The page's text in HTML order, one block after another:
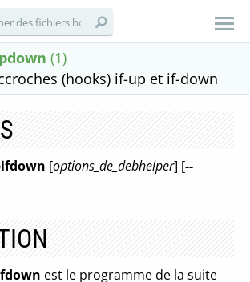
(1)
(hooks) if-up et if-down
[options_de_debhelper] [--
est le programme de la suite